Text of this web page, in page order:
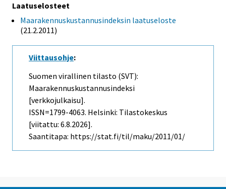
Laatuselosteet
Maarakennuskustannusindeksin laatuseloste
(21.2.2011)
Viittausohje:
Suomen virallinen tilasto (SVT):
Maarakennuskustannusindeksi
[verkkojulkaisu].
ISSN=1799-4063. Helsinki: Tilastokeskus
[viitattu: 6.8.2026].
Saantitapa: https://stat.fi/til/maku/2011/01/